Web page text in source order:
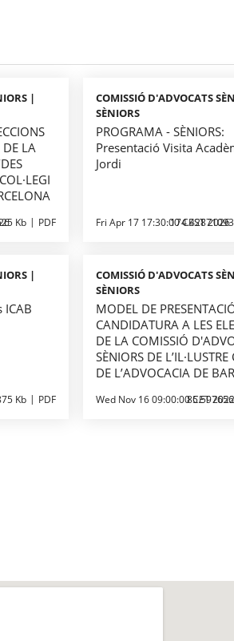
|
DE LA
Kb PDF
COMISSIÓ D'ADVOCATS
SÈNIORS
PROGRAMA - SÈNIORS:
Presentació Visita
Jordi
Fri Apr 17 17:30:00 CEST 2026
|
ICAB
Kb PDF
COMISSIÓ D'ADVOCATS
SÈNIORS
MODEL DE
CANDIDATURA A LES
DE LA COMISSIÓ
SÈNIORS DE L’IL·LUSTRE
DE L’ADVOCACIA DE
Wed Nov 16 09:00:00 CET